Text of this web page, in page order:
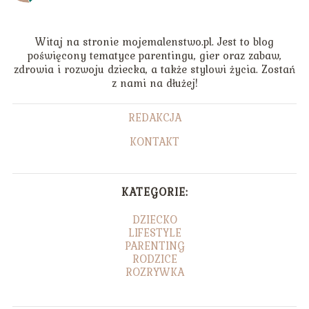
Witaj na stronie mojemalenstwo.pl. Jest to blog
poświęcony tematyce parentingu, gier oraz zabaw,
zdrowia i rozwoju dziecka, a także stylowi życia. Zostań
z nami na dłużej!
REDAKCJA
KONTAKT
KATEGORIE:
DZIECKO
LIFESTYLE
PARENTING
RODZICE
ROZRYWKA